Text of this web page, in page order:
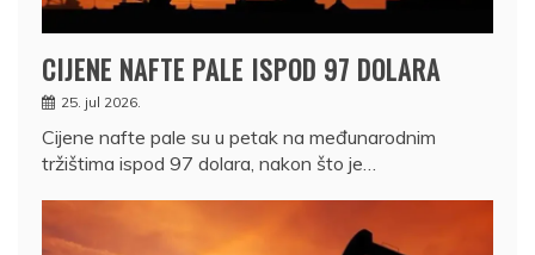
CIJENE NAFTE PALE ISPOD 97 DOLARA
25. jul 2026.
Cijene nafte pale su u petak na međunarodnim
tržištima ispod 97 dolara, nakon što je…